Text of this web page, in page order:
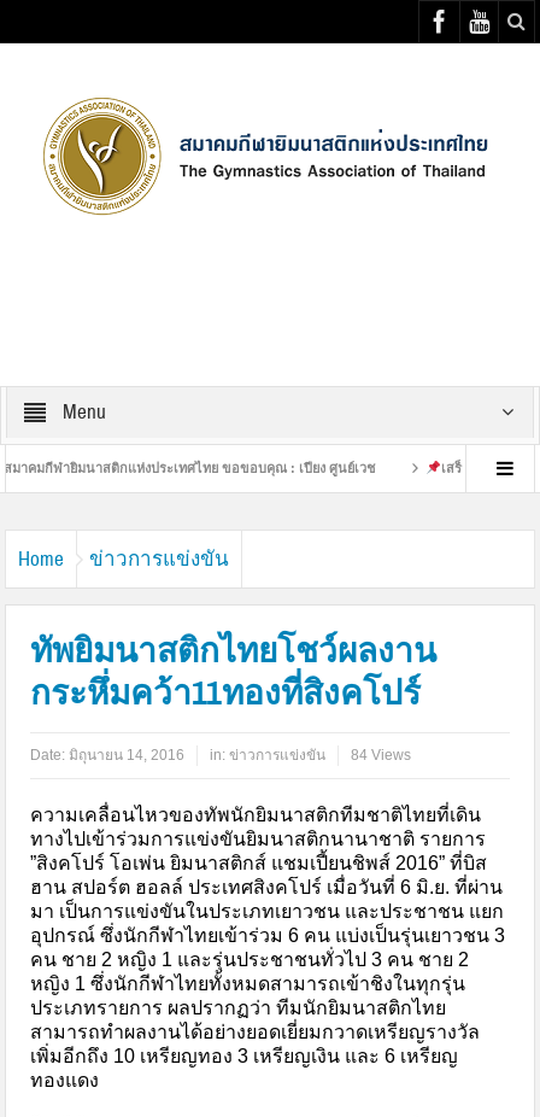
Menu
ายิมนาสติกแห่งประเทศไทย ขอขอบคุณ : เปียง ศูนย์เวช เสร็จสิ้นการฝึกซ้อมที่หนั
Home ข่าวการแข่งขัน
ทัพยิมนาสติกไทยโชว์ผลงาน
กระหึ่มคว้า11ทองที่สิงคโปร์
Date: มิถุนายน 14, 2016 in:ข่าวการแข่งขัน 84 Views
ความเคลื่อนไหวของทัพนักยิมนาสติกทีมชาติไทยที่เดิน
ทางไปเข้าร่วมการแข่งขันยิมนาสติกนานาชาติ รายการ
”สิงคโปร์ โอเพ่น ยิมนาสติกส์ แชมเปี้ยนชิพส์ 2016” ที่บิส
ฮาน สปอร์ต ฮอลล์ ประเทศสิงคโปร์ เมื่อวันที่ 6 มิ.ย. ที่ผ่าน
มา เป็นการแข่งขันในประเภทเยาวชน และประชาชน แยก
อุปกรณ์ ซึ่งนักกีฬาไทยเข้าร่วม 6 คน แบ่งเป็นรุ่นเยาวชน 3
คน ชาย 2 หญิง 1 และรุ่นประชาชนทั่วไป 3 คน ชาย 2
หญิง 1 ซึ่งนักกีฬาไทยทั้งหมดสามารถเข้าชิงในทุกรุ่น
ประเภทรายการ ผลปรากฏว่า ทีมนักยิมนาสติกไทย
สามารถทำผลงานได้อย่างยอดเยี่ยมกวาดเหรียญรางวัล
เพิ่มอีกถึง 10 เหรียญทอง 3 เหรียญเงิน และ 6 เหรียญ
ทองแดง